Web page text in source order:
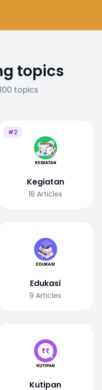
topics
topics
#2
Kegiatan
18 Articles
Edukasi
9 Articles
Kutipan